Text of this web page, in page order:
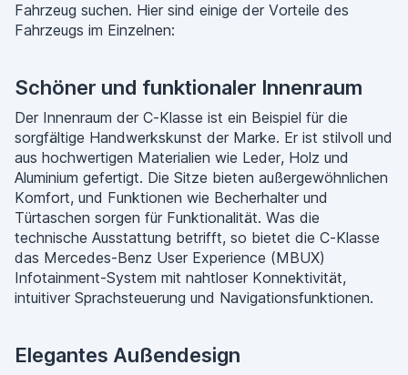
Fahrzeug suchen. Hier sind einige der Vorteile des
Fahrzeugs im Einzelnen:
Schöner und funktionaler Innenraum
Der Innenraum der C-Klasse ist ein Beispiel für die
sorgfältige Handwerkskunst der Marke. Er ist stilvoll und
aus hochwertigen Materialien wie Leder, Holz und
Aluminium gefertigt. Die Sitze bieten außergewöhnlichen
Komfort, und Funktionen wie Becherhalter und
Türtaschen sorgen für Funktionalität. Was die
technische Ausstattung betrifft, so bietet die C-Klasse
das Mercedes-Benz User Experience (MBUX)
Infotainment-System mit nahtloser Konnektivität,
intuitiver Sprachsteuerung und Navigationsfunktionen.
Elegantes Außendesign